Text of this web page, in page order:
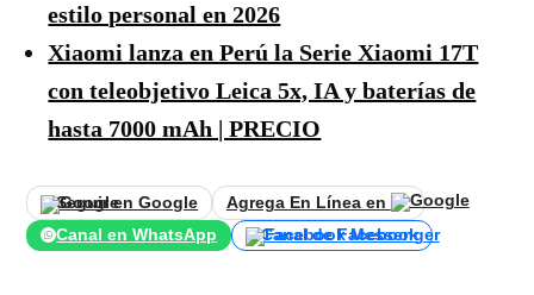
estilo personal en 2026
Xiaomi lanza en Perú la Serie Xiaomi 17T
con teleobjetivo Leica 5x, IA y baterías de
hasta 7000 mAh | PRECIO
Seguir en Google
Agrega En Línea en
Canal en WhatsApp
Canal de Facebook